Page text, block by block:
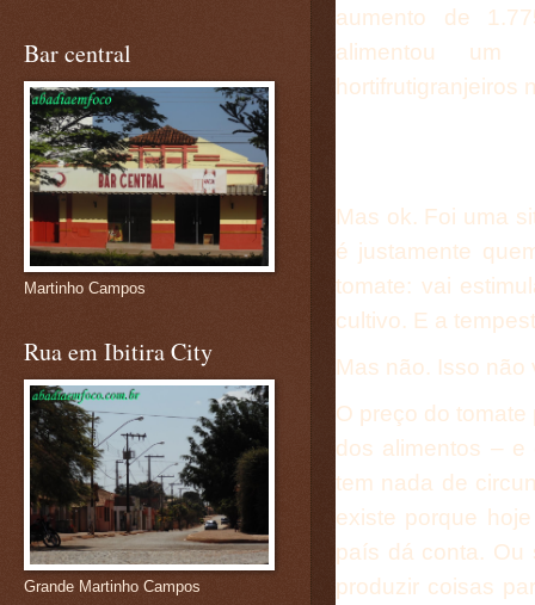
aumento de
alimentou um
hortifrutigranjeiros
Mas ok. Foi uma
é justamente
tomate: vai
cultivo. E a
Mas não. Isso
O preço do
dos alimentos –
tem nada de
existe porque
país dá conta. Ou
produzir coisas
Bar central
Martinho Campos
Rua em Ibitira City
Grande Martinho Campos